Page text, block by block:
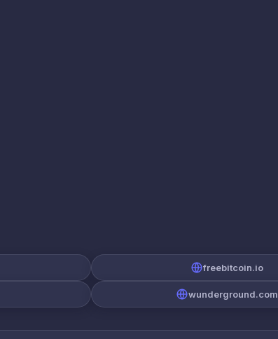
freebitcoin.io
wunderground.com